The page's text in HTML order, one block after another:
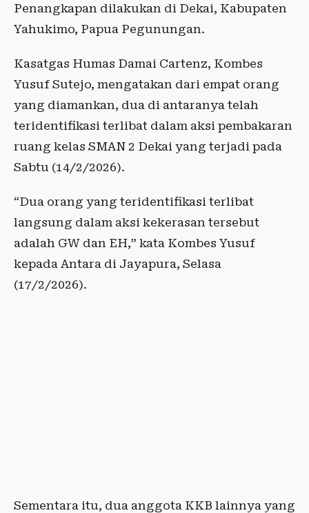
Penangkapan dilakukan di Dekai, Kabupaten
Yahukimo, Papua Pegunungan.
Kasatgas Humas Damai Cartenz, Kombes
Yusuf Sutejo, mengatakan dari empat orang
yang diamankan, dua di antaranya telah
teridentifikasi terlibat dalam aksi pembakaran
ruang kelas SMAN 2 Dekai yang terjadi pada
Sabtu (14/2/2026).
“Dua orang yang teridentifikasi terlibat
langsung dalam aksi kekerasan tersebut
adalah GW dan EH,” kata Kombes Yusuf
kepada Antara di Jayapura, Selasa
(17/2/2026).
Sementara itu, dua anggota KKB lainnya yang